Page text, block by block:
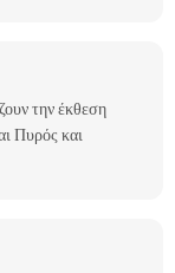
την έκθεση
Πυρός και